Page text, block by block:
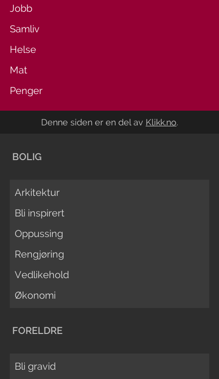
Jobb
Samliv
Helse
Mat
Penger
Denne siden er en del av Klikk.no.
BOLIG
Arkitektur
Bli inspirert
Oppussing
Rengjøring
Vedlikehold
Økonomi
FORELDRE
Bli gravid